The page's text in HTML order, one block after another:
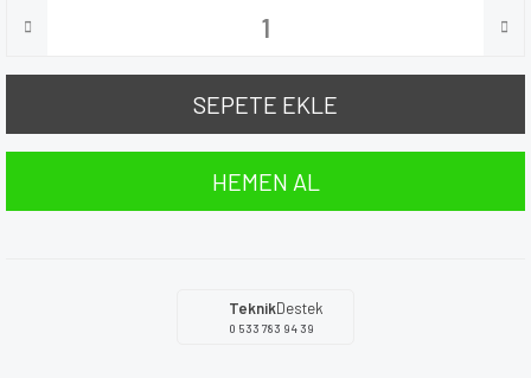
SEPETE EKLE
HEMEN AL
TeknikDestek
0 533 783 94 39